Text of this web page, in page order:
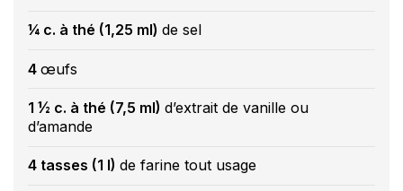
¼ c. à thé (1,25 ml) de sel
4 œufs
1 ½ c. à thé (7,5 ml) d’extrait de vanille ou
d’amande
4 tasses (1 l) de farine tout usage